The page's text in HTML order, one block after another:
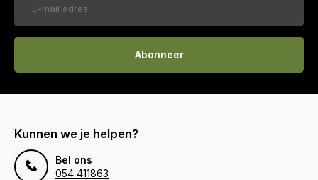
Abonneer
Kunnen we je helpen?
Bel ons
054 411863